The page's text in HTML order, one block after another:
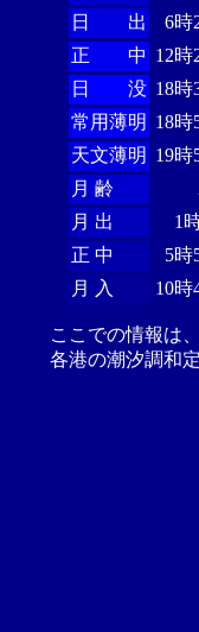
日 出
6時
正 中 12時
日 没 18時
常用薄明 18時
天文薄明 19時
月 齢
月 出
1
正 中
5時
月 入
10時
ここでの情報は
各港の潮汐調和